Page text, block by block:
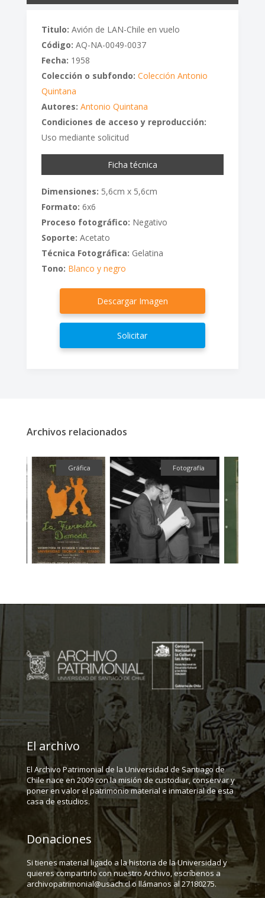
Titulo: Avión de LAN-Chile en vuelo
Código: AQ-NA-0049-0037
Fecha: 1958
Colección o subfondo: Colección Antonio
Quintana
Autores: Antonio Quintana
Condiciones de acceso y reproducción:
Uso mediante solicitud
Ficha técnica
Dimensiones: 5,6cm x 5,6cm
Formato: 6x6
Proceso fotográfico: Negativo
Soporte: Acetato
Técnica Fotográfica: Gelatina
Tono: Blanco y negro
Descargar Imagen
Solicitar
Archivos relacionados
Gráfica Fotografía
El archivo
El Archivo Patrimonial de la Universidad de Santiago de
Chile nace en 2009 con la misión de custodiar, conservar y
poner en valor el patrimonio material e inmaterial de esta
casa de estudios.
Donaciones
Si tienes material ligado a la historia de la Universidad y
quieres compartirlo con nuestro Archivo, escríbenos a
archivopatrimonial@usach.cl o llámanos al 27180275.